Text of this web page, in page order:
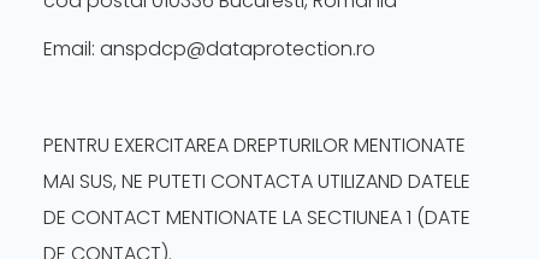
Email: anspdcp@dataprotection.ro
PENTRU EXERCITAREA DREPTURILOR MENTIONATE
MAI SUS, NE PUTETI CONTACTA UTILIZAND DATELE
DE CONTACT MENTIONATE LA SECTIUNEA 1 (DATE